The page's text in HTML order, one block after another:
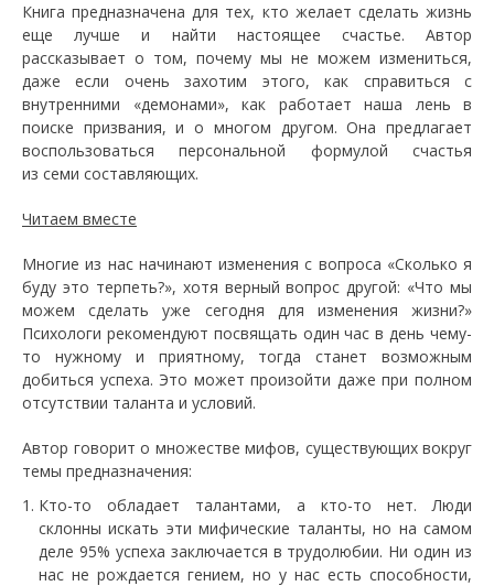
Книга предназначена для тех, кто желает сделать жизнь
еще лучше и найти настоящее счастье. Автор
рассказывает о том, почему мы не можем измениться,
даже если очень захотим этого, как справиться с
внутренними «демонами», как работает наша лень в
поиске призвания, и о многом другом. Она предлагает
воспользоваться персональной формулой счастья
из семи составляющих.
Читаем вместе
Многие из нас начинают изменения с вопроса «Сколько я
буду это терпеть?», хотя верный вопрос другой: «Что мы
можем сделать уже сегодня для изменения жизни?»
Психологи рекомендуют посвящать один час в день чему-
то нужному и приятному, тогда станет возможным
добиться успеха. Это может произойти даже при полном
отсутствии таланта и условий.
Автор говорит о множестве мифов, существующих вокруг
темы предназначения:
Кто-то обладает талантами, а кто-то нет. Люди
склонны искать эти мифические таланты, но на самом
деле 95% успеха заключается в трудолюбии. Ни один из
нас не рождается гением, но у нас есть способности,